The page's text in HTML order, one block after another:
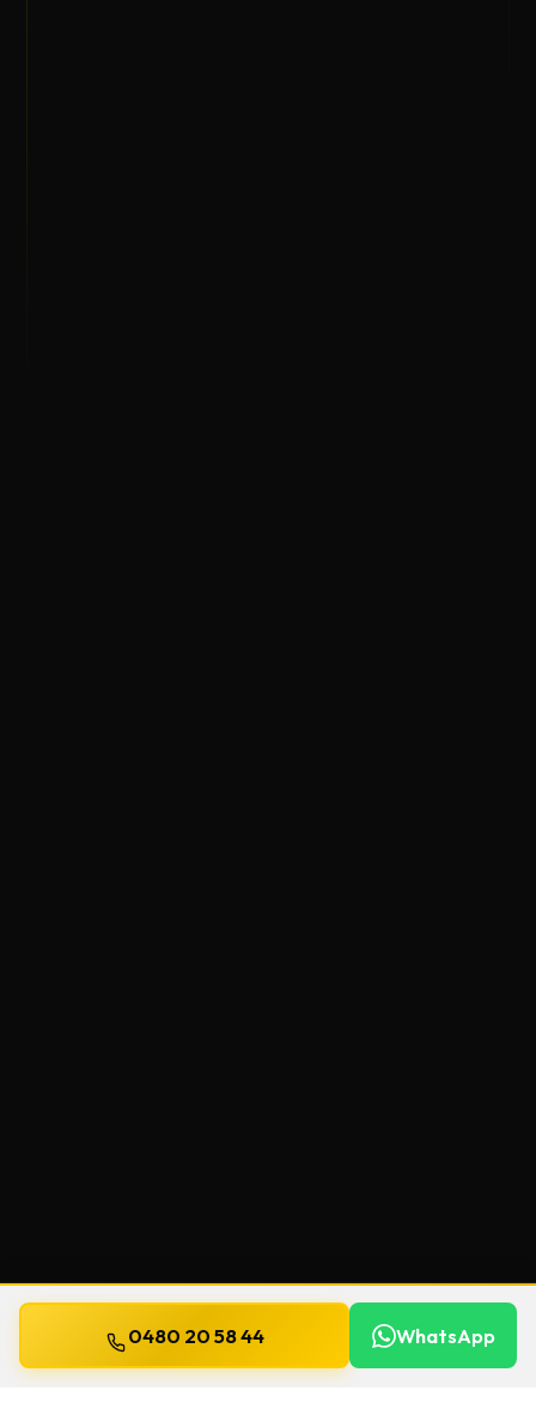
0480 20 58 44 WhatsApp